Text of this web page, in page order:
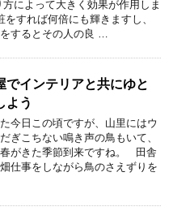
によって大きく効果が作用しま
すれば何倍にも輝きますし、
するとその人の良 …
でインテリアと共にゆと
よう
今日この頃ですが、山里にはウ
ぎこちない鳴き声の鳥もいて、
がきた季節到来ですね。 田舎
仕事をしながら鳥のさえずりを